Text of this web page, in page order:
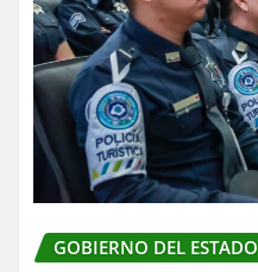
GOBIERNO DEL ESTADO